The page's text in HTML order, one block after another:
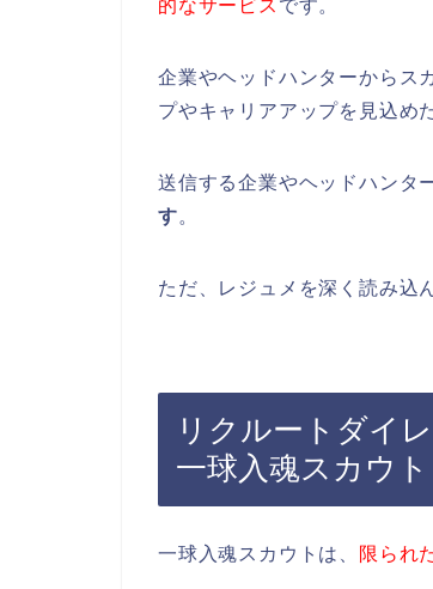
的なサービス です。
企業やヘッドハンターからス
プやキャリアアップを見込め
送信する企業やヘッドハンタ
す。
ただ、レジュメを深く読み込
リクルートダイ
一球入魂スカウト
一球入魂スカウトは、 限られ